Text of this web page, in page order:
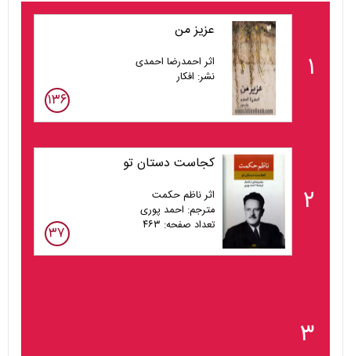
۱
عزیز من
اثر احمدرضا احمدی
نشر: افکار
۱۳۶
۲
کجاست دستان تو
اثر ناظم حکمت
مترجم: احمد پوری
تعداد صفحه: ۴۶۳
۳۷
۳